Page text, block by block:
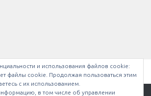
и использования файлов сookie:
файлы cookie. Продолжая пользоваться этим
с их использованием.
в том числе об управлении